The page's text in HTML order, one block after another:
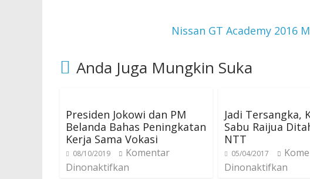
Nissan GT Academy 2016
Anda Juga Mungkin Suka
Presiden Jokowi dan PM
Belanda Bahas Peningkatan
Kerja Sama Vokasi
08/10/2019
Komentar
Dinonaktifkan
Jadi Tersangka,
Sabu Raijua
NTT
05/04/2017
Dinonaktifkan